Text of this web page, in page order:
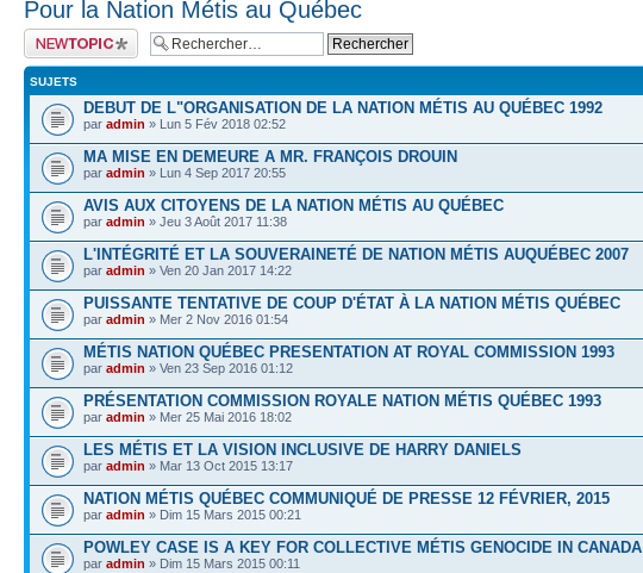
Pour la Nation Métis au Québec
Publier un nouveau
sujet
SUJETS
DEBUT DE L"ORGANISATION DE LA NATION MÉTIS AU QUÉBEC 1992
par admin » Lun 5 Fév 2018 02:52
MA MISE EN DEMEURE A MR. FRANÇOIS DROUIN
par admin » Lun 4 Sep 2017 20:55
AVIS AUX CITOYENS DE LA NATION MÉTIS AU QUÉBEC
par admin » Jeu 3 Août 2017 11:38
L'INTÉGRITÉ ET LA SOUVERAINETÉ DE NATION MÉTIS AUQUÉBEC 2007
par admin » Ven 20 Jan 2017 14:22
PUISSANTE TENTATIVE DE COUP D'ÉTAT À LA NATION MÉTIS QUÉBEC
par admin » Mer 2 Nov 2016 01:54
MÉTIS NATION QUÉBEC PRESENTATION AT ROYAL COMMISSION 1993
par admin » Ven 23 Sep 2016 01:12
PRÉSENTATION COMMISSION ROYALE NATION MÉTIS QUÉBEC 1993
par admin » Mer 25 Mai 2016 18:02
LES MÉTIS ET LA VISION INCLUSIVE DE HARRY DANIELS
par admin » Mar 13 Oct 2015 13:17
NATION MÉTIS QUÉBEC COMMUNIQUÉ DE PRESSE 12 FÉVRIER, 2015
par admin » Dim 15 Mars 2015 00:21
POWLEY CASE IS A KEY FOR COLLECTIVE MÉTIS GENOCIDE IN CANADA
par admin » Dim 15 Mars 2015 00:11